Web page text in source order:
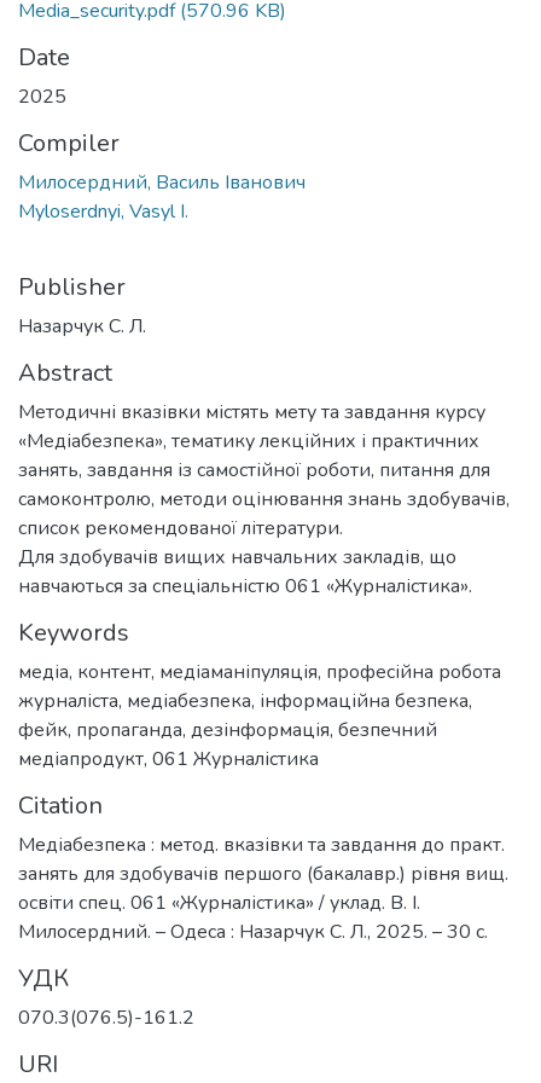
Media_security.pdf(570.96 KB)
Date
2025
Compiler
Милосердний, Василь Іванович
Myloserdnyi, Vasyl I.
Publisher
Назарчук С. Л.
Abstract
Методичні вказівки містять мету та завдання курсу
«Медіабезпека», тематику лекційних і практичних
занять, завдання із самостійної роботи, питання для
самоконтролю, методи оцінювання знань здобувачів,
список рекомендованої літератури.
Для здобувачів вищих навчальних закладів, що
навчаються за спеціальністю 061 «Журналістика».
Keywords
медіа, контент, медіаманіпуляція, професійна робота
журналіста, медіабезпека, інформаційна безпека,
фейк, пропаганда, дезінформація, безпечний
медіапродукт, 061 Журналістика
Citation
Медіабезпека : метод. вказівки та завдання до практ.
занять для здобувачів першого (бакалавр.) рівня вищ.
освіти спец. 061 «Журналістика» / уклад. В. І.
Милосердний. – Одеса : Назарчук С. Л., 2025. – 30 с.
УДК
070.3(076.5)-161.2
URI